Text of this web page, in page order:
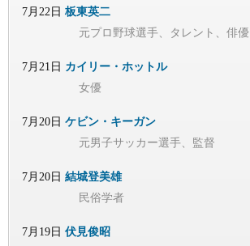
7月22日 板東英二
元プロ野球選手、タレント、俳優
7月21日 カイリー・ホットル
女優
7月20日 ケビン・キーガン
元男子サッカー選手、監督
7月20日 結城登美雄
民俗学者
7月19日 伏見俊昭